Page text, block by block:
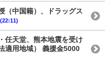
（中国籍）、ドラッグス
(22:11)
任天堂、熊本地震を受け
適用地域） 義援金5000